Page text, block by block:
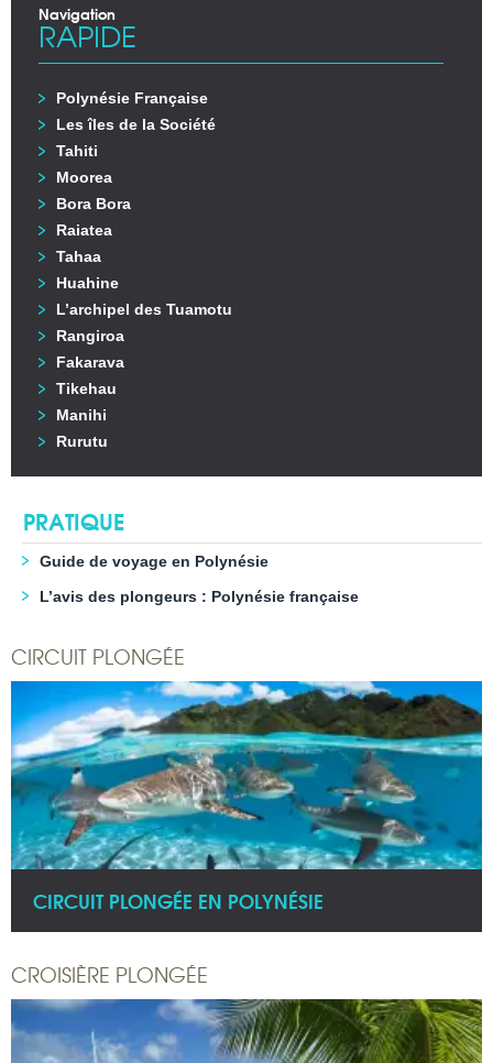
Navigation
RAPIDE
Polynésie Française
Les îles de la Société
Tahiti
Moorea
Bora Bora
Raiatea
Tahaa
Huahine
L’archipel des Tuamotu
Rangiroa
Fakarava
Tikehau
Manihi
Rurutu
PRATIQUE
Guide de voyage en Polynésie
L’avis des plongeurs : Polynésie française
CIRCUIT PLONGÉE
CIRCUIT PLONGÉE EN POLYNÉSIE
CROISIÈRE PLONGÉE